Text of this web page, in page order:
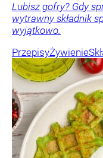
Lubisz gofry? Gdy
wytrawny składnik
wyjątkowo.
PrzepisyŻywienie